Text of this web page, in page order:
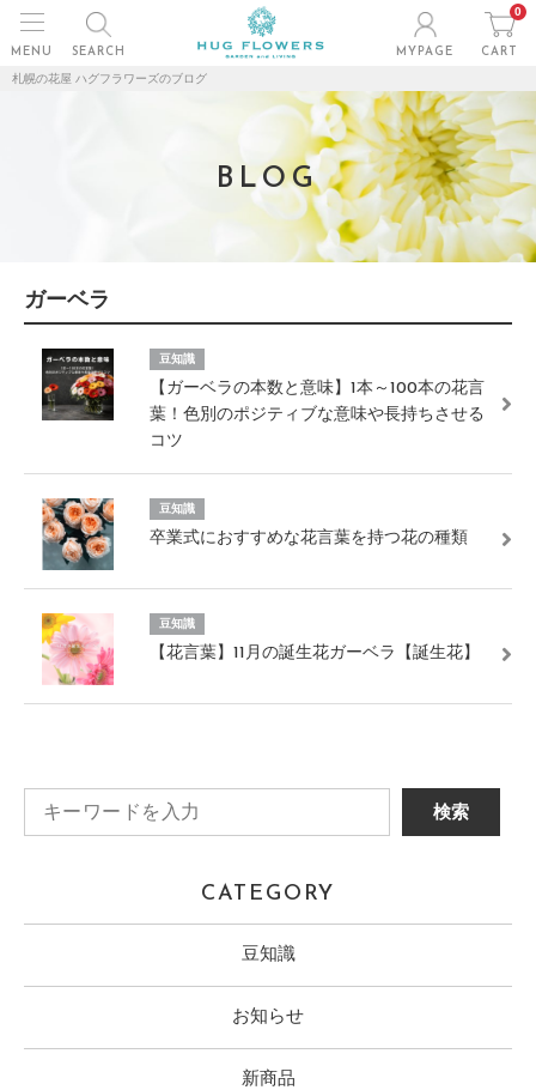
MENU SEARCH MYPAGE
0
CART
札幌の花屋 ハグフラワーズのブログ
BLOG
ガーベラ
豆知識
【ガーベラの本数と意味】1本～100本の花言
葉！色別のポジティブな意味や長持ちさせる
コツ
豆知識
卒業式におすすめな花言葉を持つ花の種類
豆知識
【花言葉】11月の誕生花ガーベラ【誕生花】
CATEGORY
豆知識
お知らせ
新商品